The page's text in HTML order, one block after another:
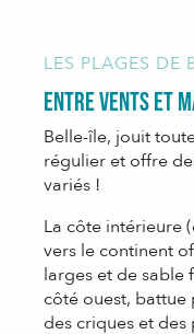
LES PLAGES DE
Entre vents et
Belle-île, jouit
régulier et offre
variés !
La côte intérieure
vers le continent
larges et de sable
côté ouest, battue
des criques et des